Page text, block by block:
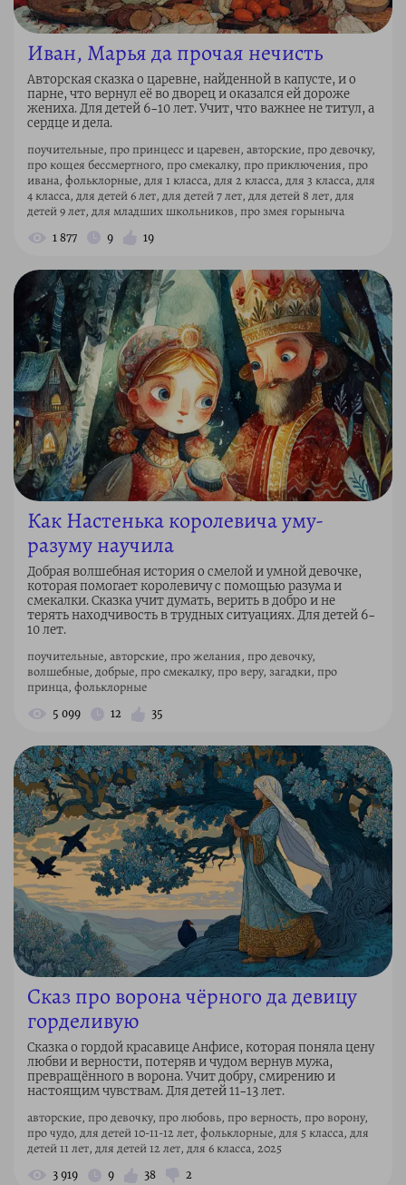
Иван, Марья да прочая нечисть
Авторская сказка о царевне, найденной в капусте, и о
парне, что вернул её во дворец и оказался ей дороже
жениха. Для детей 6–10 лет. Учит, что важнее не титул, а
сердце и дела.
поучительные, про принцесс и царевен, авторские, про девочку,
про кощея бессмертного, про смекалку, про приключения, про
ивана, фольклорные, для 1 класса, для 2 класса, для 3 класса, для
4 класса, для детей 6 лет, для детей 7 лет, для детей 8 лет, для
детей 9 лет, для младших школьников, про змея горыныча
1 877 9 19
Как Настенька королевича уму-
разуму научила
Добрая волшебная история о смелой и умной девочке,
которая помогает королевичу с помощью разума и
смекалки. Сказка учит думать, верить в добро и не
терять находчивость в трудных ситуациях. Для детей 6–
10 лет.
поучительные, авторские, про желания, про девочку,
волшебные, добрые, про смекалку, про веру, загадки, про
принца, фольклорные
5 099 12 35
Сказ про ворона чёрного да девицу
горделивую
Сказка о гордой красавице Анфисе, которая поняла цену
любви и верности, потеряв и чудом вернув мужа,
превращённого в ворона. Учит добру, смирению и
настоящим чувствам. Для детей 11–13 лет.
авторские, про девочку, про любовь, про верность, про ворону,
про чудо, для детей 10-11-12 лет, фольклорные, для 5 класса, для
детей 11 лет, для детей 12 лет, для 6 класса, 2025
3 919 9 38 2